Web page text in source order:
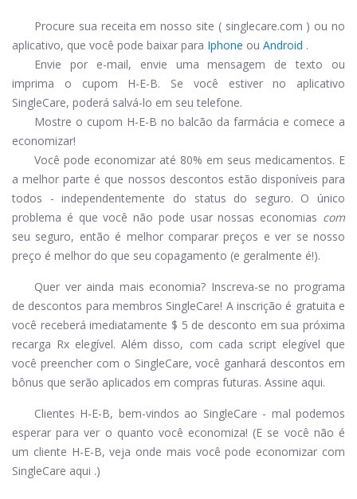
Procure sua receita em nosso site ( singlecare.com ) ou no
aplicativo, que você pode baixar para Iphone ou Android .
Envie por e-mail, envie uma mensagem de texto ou
imprima o cupom H-E-B. Se você estiver no aplicativo
SingleCare, poderá salvá-lo em seu telefone.
Mostre o cupom H-E-B no balcão da farmácia e comece a
economizar!
Você pode economizar até 80% em seus medicamentos. E
a melhor parte é que nossos descontos estão disponíveis para
todos - independentemente do status do seguro. O único
problema é que você não pode usar nossas economias com
seu seguro, então é melhor comparar preços e ver se nosso
preço é melhor do que seu copagamento (e geralmente é!).
Quer ver ainda mais economia? Inscreva-se no programa
de descontos para membros SingleCare! A inscrição é gratuita e
você receberá imediatamente $ 5 de desconto em sua próxima
recarga Rx elegível. Além disso, com cada script elegível que
você preencher com o SingleCare, você ganhará descontos em
bônus que serão aplicados em compras futuras. Assine aqui.
Clientes H-E-B, bem-vindos ao SingleCare - mal podemos
esperar para ver o quanto você economiza! (E se você não é
um cliente H-E-B, veja onde mais você pode economizar com
SingleCare aqui .)